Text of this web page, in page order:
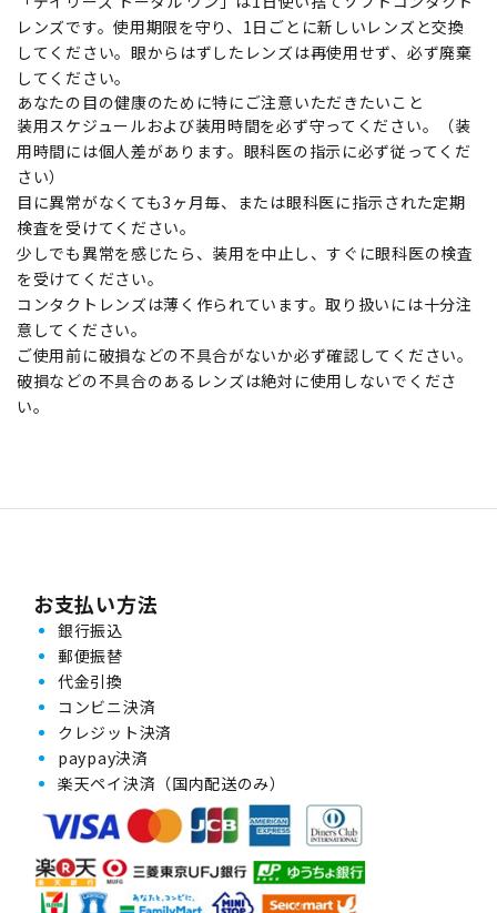
レンズです。使用期限を守り、1日ごとに新しいレンズと交換
してください。眼からはずしたレンズは再使用せず、必ず廃棄
してください。
あなたの目の健康のために特にご注意いただきたいこと
装用スケジュールおよび装用時間を必ず守ってください。（装
用時間には個人差があります。眼科医の指示に必ず従ってくだ
さい）
目に異常がなくても3ヶ月毎、または眼科医に指示された定期
検査を受けてください。
少しでも異常を感じたら、装用を中止し、すぐに眼科医の検査
を受けてください。
コンタクトレンズは薄く作られています。取り扱いには十分注
意してください。
ご使用前に破損などの不具合がないか必ず確認してください。
破損などの不具合のあるレンズは絶対に使用しないでくださ
い。
お支払い方法
銀行振込
郵便振替
代金引換
コンビニ決済
クレジット決済
paypay決済
楽天ペイ決済（国内配送のみ）